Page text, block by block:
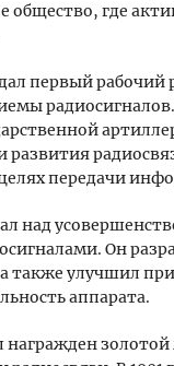
общество, где
первый
развития
передачи
над
Он
также улучшил
аппарата.
награжден